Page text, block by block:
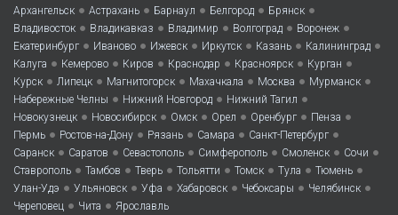
Архангельск • Астрахань • Барнаул • Белгород • Брянск •
Владивосток • Владикавказ • Владимир • Волгоград • Воронеж •
Екатеринбург • Иваново • Ижевск • Иркутск • Казань • Калининград •
Калуга • Кемерово • Киров • Краснодар • Красноярск • Курган •
Курск • Липецк • Магнитогорск • Махачкала • Москва • Мурманск •
Набережные Челны • Нижний Новгород • Нижний Тагил •
Новокузнецк • Новосибирск • Омск • Орел • Оренбург • Пенза •
Пермь • Ростов-на-Дону • Рязань • Самара • Санкт-Петербург •
Саранск • Саратов • Севастополь • Симферополь • Смоленск • Сочи •
Ставрополь • Тамбов • Тверь • Тольятти • Томск • Тула • Тюмень •
Улан-Удэ • Ульяновск • Уфа • Хабаровск • Чебоксары • Челябинск •
Череповец • Чита • Ярославль